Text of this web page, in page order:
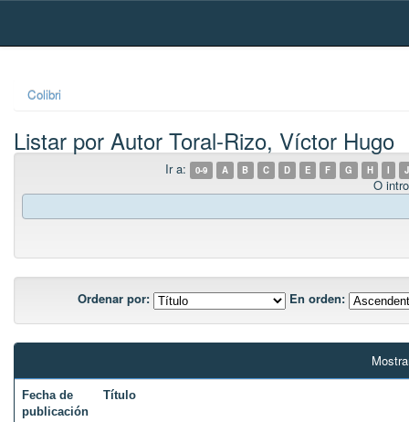
Skip
Colibri
Listar por Autor Toral-Rizo, Víctor Hugo
Ir a: 0-9 A B C D E F G H I J
O
Ordenar por: En orden:
Fecha de
publicación
Título